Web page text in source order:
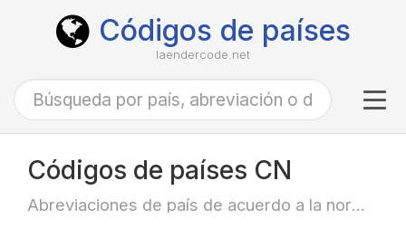
Códigos de países
laendercode.net
Códigos de países CN
Abreviaciones de país de acuerdo a la norma ISO-3166 alfa-2